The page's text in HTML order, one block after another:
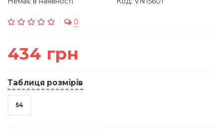
0
434 грн
Таблиця розмірів
54